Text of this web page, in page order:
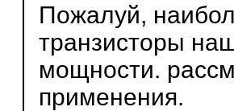
Пожалуй,
транзисторы
мощности.
применения.